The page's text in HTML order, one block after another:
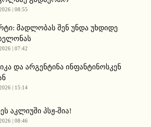
| 08:55
მადლობას შენ უნდა უხდიდე
| 07:42
და არგენტინა ინფანტინოსკენ
| 15:14
აკლიუში პსჟ-შია!
| 08:46